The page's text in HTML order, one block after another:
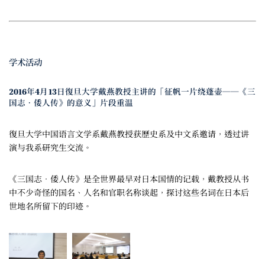
学术活动
2016年4月13日復旦大学戴燕教授主讲的「征帆一片绕蓬壶──《三
国志．倭人传》的意义」片段重温
復旦大学中国语言文学系戴燕教授获歷史系及中文系邀请，透过讲
演与我系研究生交流。
《三国志．倭人传》是全世界最早对日本国情的记载，戴教授从书
中不少奇怪的国名、人名和官职名称谈起，探讨这些名词在日本后
世地名所留下的印迹。